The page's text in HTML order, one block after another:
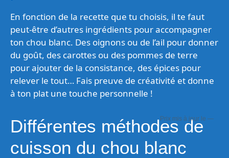
En fonction de la recette que tu choisis, il te faut
peut-être d’autres ingrédients pour accompagner
ton chou blanc. Des oignons ou de l’ail pour donner
du goût, des carottes ou des pommes de terre
pour ajouter de la consistance, des épices pour
relever le tout… Fais preuve de créativité et donne
à ton plat une touche personnelle !
—
Différentes méthodes de
cuisson du chou blanc